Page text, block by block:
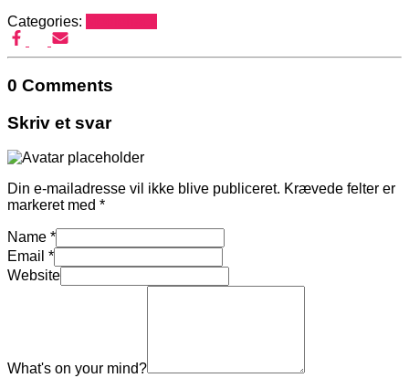
Categories:
0 Comments
Skriv et svar
Din e-mailadresse vil ikke blive publiceret. Krævede felter er
markeret med *
Name *
Email *
Website
What's on your mind?